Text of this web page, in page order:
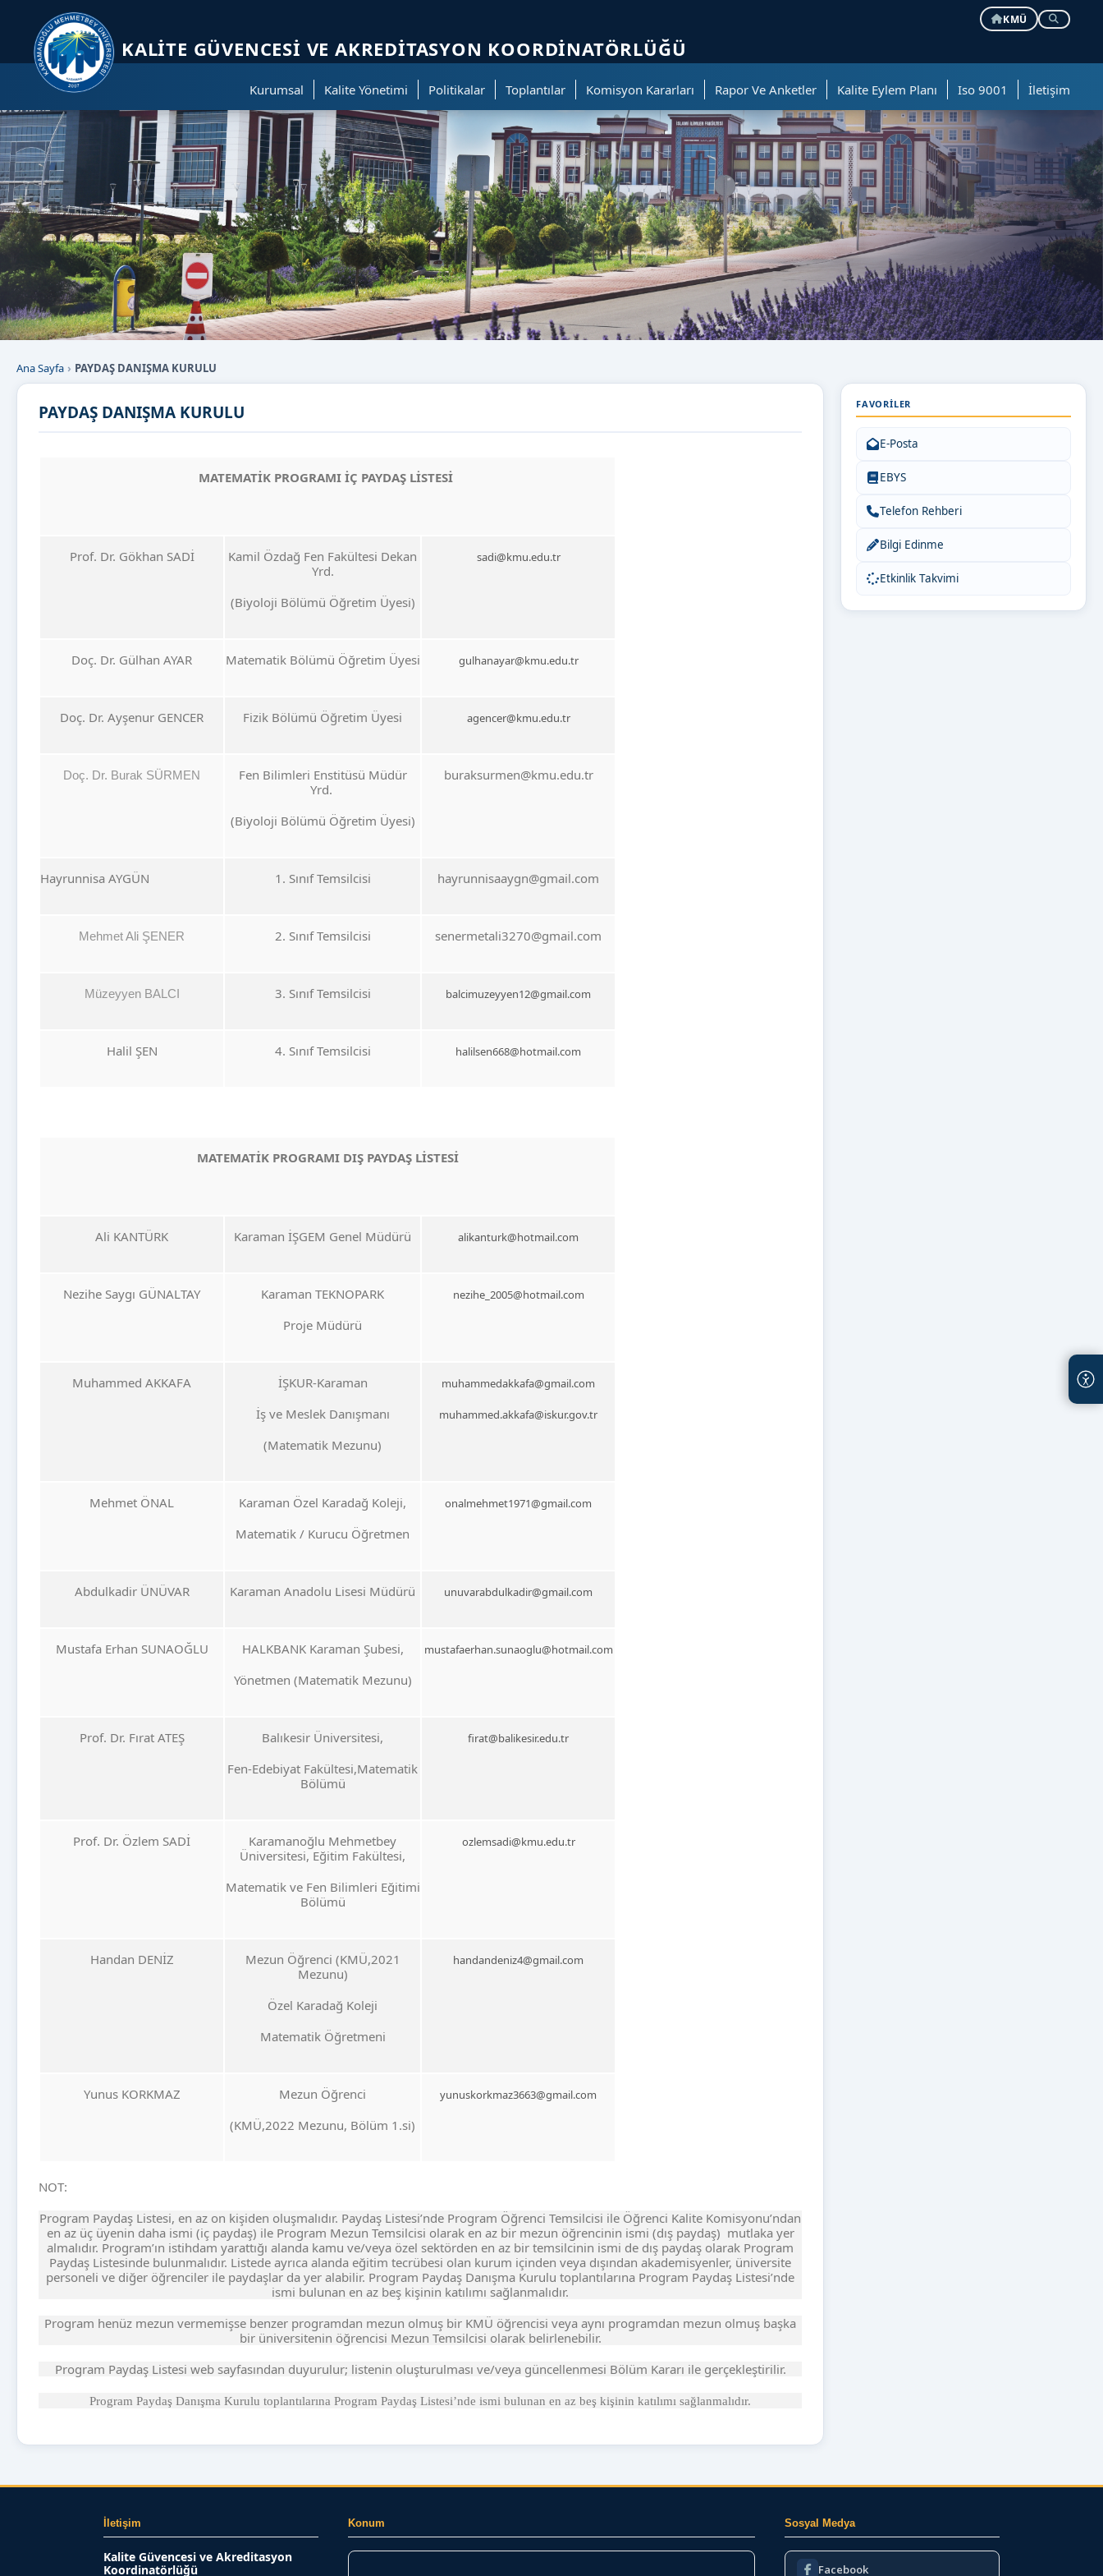
KMÜ
KALITE GÜVENCESI VE AKREDITASYON KOORDINATÖRLÜĞÜ
Kurumsal Kalite Yönetimi Politikalar Toplantılar Komisyon Kararları Rapor Ve Anketler Kalite Eylem Planı Iso 9001 İletişim
Ana Sayfa PAYDAŞ DANIŞMA KURULU
PAYDAŞ DANIŞMA KURULU
MATEMATİK PROGRAMI İÇ PAYDAŞ LİSTESİ
Prof. Dr. Gökhan SADİ
Kamil Özdağ Fen Fakültesi Dekan
Yrd.
(Biyoloji Bölümü Öğretim Üyesi)
sadi@kmu.edu.tr
Doç. Dr. Gülhan AYAR Matematik Bölümü Öğretim Üyesi gulhanayar@kmu.edu.tr
Doç. Dr. Ayşenur GENCER Fizik Bölümü Öğretim Üyesi agencer@kmu.edu.tr
Doç. Dr. Burak SÜRMEN
Fen Bilimleri Enstitüsü Müdür
Yrd.
(Biyoloji Bölümü Öğretim Üyesi)
buraksurmen@kmu.edu.tr
Hayrunnisa AYGÜN 1. Sınıf Temsilcisi hayrunnisaaygn@gmail.com
Mehmet Ali ŞENER 2. Sınıf Temsilcisi senermetali3270@gmail.com
Müzeyyen BALCI 3. Sınıf Temsilcisi balcimuzeyyen12@gmail.com
Halil ŞEN 4. Sınıf Temsilcisi halilsen668@hotmail.com
MATEMATİK PROGRAMI DIŞ PAYDAŞ LİSTESİ
Ali KANTÜRK Karaman İŞGEM Genel Müdürü alikanturk@hotmail.com
Nezihe Saygı GÜNALTAY
Karaman TEKNOPARK
Proje Müdürü
nezihe_2005@hotmail.com
Muhammed AKKAFA
İŞKUR-Karaman
İş ve Meslek Danışmanı
(Matematik Mezunu)
muhammedakkafa@gmail.com
muhammed.akkafa@iskur.gov.tr
Mehmet ÖNAL
Karaman Özel Karadağ Koleji,
Matematik / Kurucu Öğretmen
onalmehmet1971@gmail.com
Abdulkadir ÜNÜVAR Karaman Anadolu Lisesi Müdürü unuvarabdulkadir@gmail.com
Mustafa Erhan SUNAOĞLU
HALKBANK Karaman Şubesi,
Yönetmen (Matematik Mezunu)
mustafaerhan.sunaoglu@hotmail.com
Prof. Dr. Fırat ATEŞ
Balıkesir Üniversitesi,
Fen-Edebiyat Fakültesi,Matematik
Bölümü
firat@balikesir.edu.tr
Prof. Dr. Özlem SADİ
Karamanoğlu Mehmetbey
Üniversitesi, Eğitim Fakültesi,
Matematik ve Fen Bilimleri Eğitimi
Bölümü
ozlemsadi@kmu.edu.tr
Handan DENİZ
Mezun Öğrenci (KMÜ,2021
Mezunu)
Özel Karadağ Koleji
Matematik Öğretmeni
handandeniz4@gmail.com
Yunus KORKMAZ
Mezun Öğrenci
(KMÜ,2022 Mezunu, Bölüm 1.si)
yunuskorkmaz3663@gmail.com
NOT:
Program Paydaş Listesi, en az on kişiden oluşmalıdır. Paydaş Listesi’nde Program Öğrenci Temsilcisi ile Öğrenci Kalite Komisyonu’ndan
en az üç üyenin daha ismi (iç paydaş) ile Program Mezun Temsilcisi olarak en az bir mezun öğrencinin ismi (dış paydaş) mutlaka yer
almalıdır. Program’ın istihdam yarattığı alanda kamu ve/veya özel sektörden en az bir temsilcinin ismi de dış paydaş olarak Program
Paydaş Listesinde bulunmalıdır. Listede ayrıca alanda eğitim tecrübesi olan kurum içinden veya dışından akademisyenler, üniversite
personeli ve diğer öğrenciler ile paydaşlar da yer alabilir. Program Paydaş Danışma Kurulu toplantılarına Program Paydaş Listesi’nde
ismi bulunan en az beş kişinin katılımı sağlanmalıdır.
Program henüz mezun vermemişse benzer programdan mezun olmuş bir KMÜ öğrencisi veya aynı programdan mezun olmuş başka
bir üniversitenin öğrencisi Mezun Temsilcisi olarak belirlenebilir.
Program Paydaş Listesi web sayfasından duyurulur; listenin oluşturulması ve/veya güncellenmesi Bölüm Kararı ile gerçekleştirilir.
Program Paydaş Danışma Kurulu toplantılarına Program Paydaş Listesi’nde ismi bulunan en az beş kişinin katılımı sağlanmalıdır.
FAVORILER
E-Posta
EBYS
Telefon Rehberi
Bilgi Edinme
Etkinlik Takvimi
İletişim
Kalite Güvencesi ve Akreditasyon
Koordinatörlüğü
Konum Sosyal Medya
Facebook